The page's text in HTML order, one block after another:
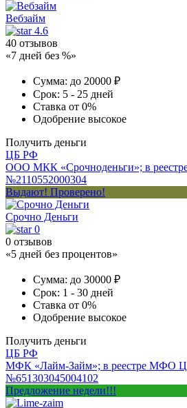
Вебзайм
4.6
40 отзывов
«7 дней без %»
Сумма: до 20000 ₽
Срок: 5 - 25 дней
Ставка от 0%
Одобрение высокое
Получить деньги
ЦБ РФ
ООО МКК «Срочноденьги»; в
№2110552000304
Выдают! Проверено!
Срочно Деньги
0
0 отзывов
«5 дней без процентов»
Сумма: до 30000 ₽
Срок: 1 - 30 дней
Ставка от 0%
Одобрение высокое
Получить деньги
ЦБ РФ
МФК «Лайм-Займ»; в реестре МФО
№651303045004102
Предложение недели!!!